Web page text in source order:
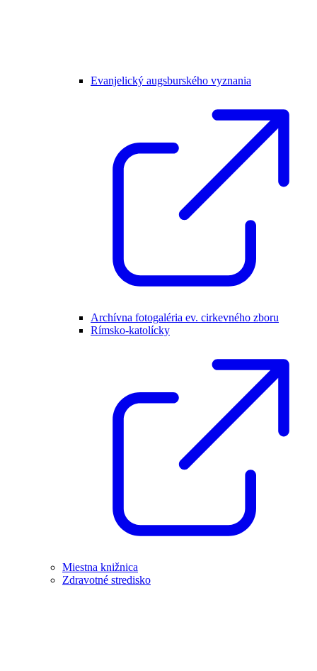
Evanjelický augsburského vyznania
Archívna fotogaléria ev. cirkevného zboru
Rímsko-katolícky
Miestna knižnica
Zdravotné stredisko